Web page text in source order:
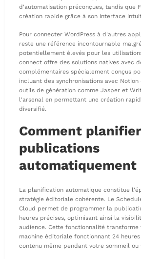
d'automatisation préconçues, tandis que
création rapide grâce à son interface
Pour connecter WordPress à d'autres
reste une référence incontournable
potentiellement élevés pour les
connect offre des solutions natives avec
complémentaires spécialement conçus
incluant des synchronisations avec
outils de génération comme Jasper et
l'arsenal en permettant une création
diversifié.
Comment
publications
automatiquement
La planification automatique constitue
stratégie éditoriale cohérente. Le
Cloud permet de programmer la
heures précises, optimisant ainsi la
audience. Cette fonctionnalité transforme
machine éditoriale fonctionnant 24
contenu même pendant votre sommeil ou